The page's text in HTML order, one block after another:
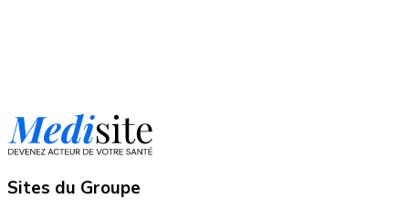
Sites du Groupe